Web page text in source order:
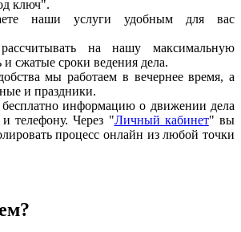
ключ".
наши услуги удобным для вас
на нашу максимальную
и сжатые сроки ведения дела.
мы работаем в вечернее время, а
и праздники.
информацию о движении дела
телефону. Через "Личный кабинет" вы
процесс онлайн из любой точки